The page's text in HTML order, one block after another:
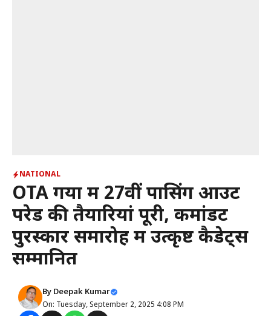
NATIONAL
OTA गया में 27वीं पासिंग आउट
परेड की तैयारियां पूरी, कमांडेंट
पुरस्कार समारोह में उत्कृष्ट कैडेट्स
सम्मानित
By Deepak Kumar
On: Tuesday, September 2, 2025 4:08 PM